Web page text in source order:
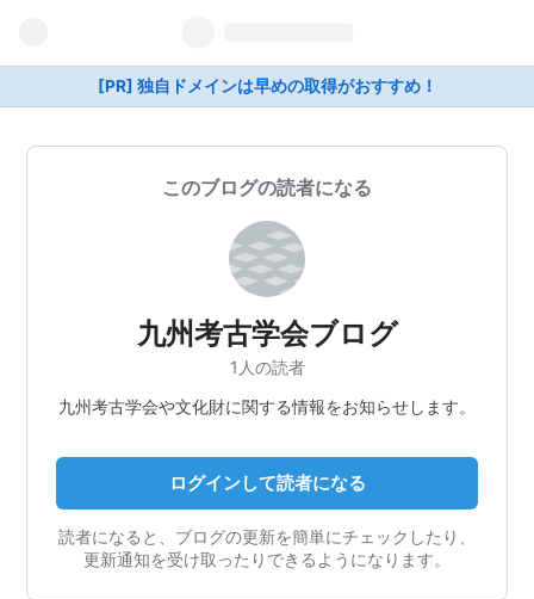
[PR] 独自ドメインは早めの取得がおすすめ！
このブログの読者になる
九州考古学会ブログ
1人の読者
九州考古学会や文化財に関する情報をお知らせします。
ログインして読者になる
読者になると、ブログの更新を簡単にチェックしたり、
更新通知を受け取ったりできるようになります。